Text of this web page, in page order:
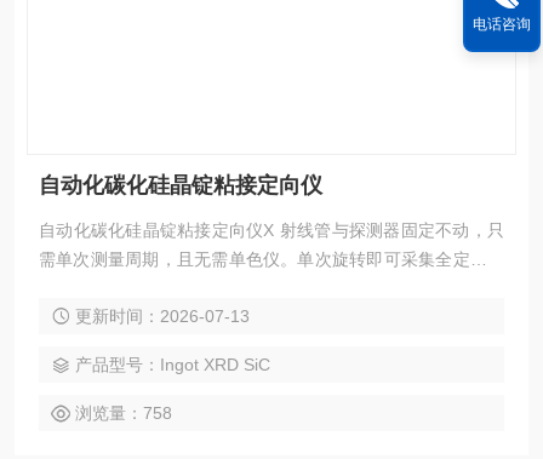
自动化碳化硅晶锭粘接定向仪
自动化碳化硅晶锭粘接定向仪X 射线管与探测器固定不动，只
需单次测量周期，且无需单色仪。单次旋转即可采集全定向测
更新时间：2026-07-13
产品型号：Ingot XRD SiC
浏览量：758
电话咨询